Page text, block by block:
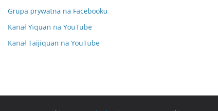
Grupa prywatna na Facebooku
Kanał Yiquan na YouTube
Kanał Taijiquan na YouTube